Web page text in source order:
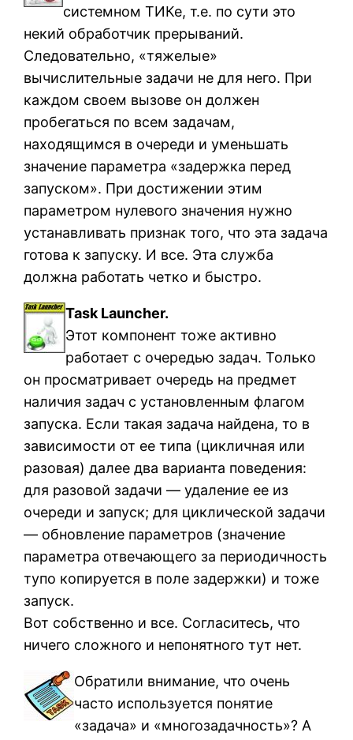
системном ТИКе, т.е. по сути это
некий обработчик прерываний.
Следовательно, «тяжелые»
вычислительные задачи не для него. При
каждом своем вызове он должен
пробегаться по всем задачам,
находящимся в очереди и уменьшать
значение параметра «задержка перед
запуском». При достижении этим
параметром нулевого значения нужно
устанавливать признак того, что эта задача
готова к запуску. И все. Эта служба
должна работать четко и быстро.
Task Launcher.
Этот компонент тоже активно
работает с очередью задач. Только
он просматривает очередь на предмет
наличия задач с установленным флагом
запуска. Если такая задача найдена, то в
зависимости от ее типа (цикличная или
разовая) далее два варианта поведения:
для разовой задачи — удаление ее из
очереди и запуск; для циклической задачи
— обновление параметров (значение
параметра отвечающего за периодичность
тупо копируется в поле задержки) и тоже
запуск.
Вот собственно и все. Согласитесь, что
ничего сложного и непонятного тут нет.
Обратили внимание, что очень
часто используется понятие
«задача» и «многозадачность»? А